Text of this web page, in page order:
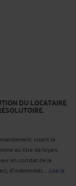
DU LOCATAIRE
visant la
au titre de loyers
en constat de la
d'indemnités ... Lire la